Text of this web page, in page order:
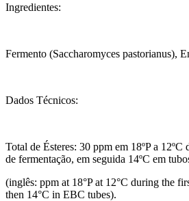
Ingredientes:
Fermento (Saccharomyces pastorianus),
Dados Técnicos:
Total de Ésteres: 30 ppm em 18ºP a 12ºC
de fermentação, em seguida 14ºC em
(inglês: ppm at 18°P at 12°C during the
then 14°C in EBC tubes).